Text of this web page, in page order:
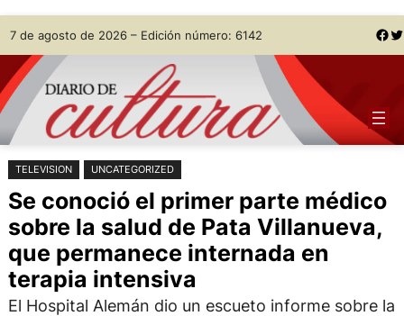
Saltar
al
contenido
Skip
to
content
7 de agosto de 2026 – Edición número: 6142 Facebook Twitter
TELEVISION UNCATEGORIZED
Se conoció el primer parte médico
sobre la salud de Pata Villanueva,
que permanece internada en
terapia intensiva
El Hospital Alemán dio un escueto informe sobre la